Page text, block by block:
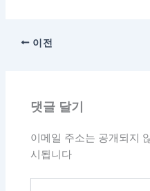
이전
댓글 달기
이메일 주소는 공개되지
시됩니다